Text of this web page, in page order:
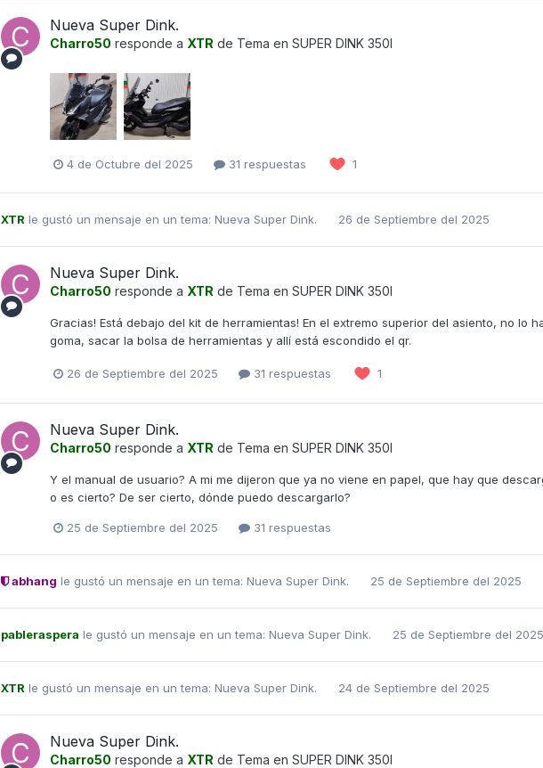
Nueva Super Dink.
Charro50 responde a XTR de Tema en SUPER DINK 350I
4 de Octubre del 2025 31 respuestas 1
XTR le gustó un mensaje en un tema: Nueva Super Dink. 26 de Septiembre del 2025
Nueva Super Dink.
Charro50 responde a XTR de Tema en SUPER DINK 350I
Gracias! Está debajo del kit de herramientas! En el extremo superior del asiento, no lo
goma, sacar la bolsa de herramientas y allí está escondido el qr.
26 de Septiembre del 2025 31 respuestas 1
Nueva Super Dink.
Charro50 responde a XTR de Tema en SUPER DINK 350I
Y el manual de usuario? A mi me dijeron que ya no viene en papel, que hay que
o es cierto? De ser cierto, dónde puedo descargarlo?
25 de Septiembre del 2025 31 respuestas
abhang le gustó un mensaje en un tema: Nueva Super Dink. 25 de Septiembre del 2025
pableraspera le gustó un mensaje en un tema: Nueva Super Dink. 25 de Septiembre del 2025
XTR le gustó un mensaje en un tema: Nueva Super Dink. 24 de Septiembre del 2025
Nueva Super Dink.
Charro50 responde a XTR de Tema en SUPER DINK 350I